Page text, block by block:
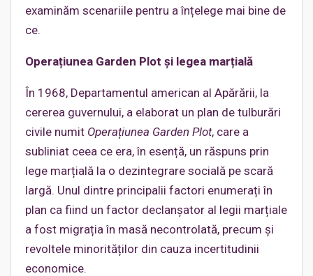
examinăm scenariile pentru a înțelege mai bine de
ce.
Operațiunea Garden Plot și legea marțială
În 1968, Departamentul american al Apărării, la
cererea guvernului, a elaborat un plan de tulburări
civile numit Operațiunea Garden Plot, care a
subliniat ceea ce era, în esență, un răspuns prin
lege marțială la o dezintegrare socială pe scară
largă. Unul dintre principalii factori enumerați în
plan ca fiind un factor declanșator al legii marțiale
a fost migrația în masă necontrolată, precum și
revoltele minorităților din cauza incertitudinii
economice.